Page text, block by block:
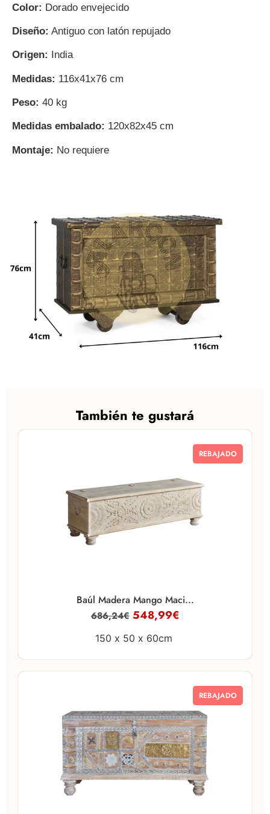
Color: Dorado envejecido
Diseño: Antiguo con latón repujado
Origen: India
Medidas: 116x41x76 cm
Peso: 40 kg
Medidas embalado: 120x82x45 cm
Montaje: No requiere
También te gustará
REBAJADO
Baúl Madera Mango Maci...
686,24€ 548,99€
150 x 50 x 60cm
REBAJADO